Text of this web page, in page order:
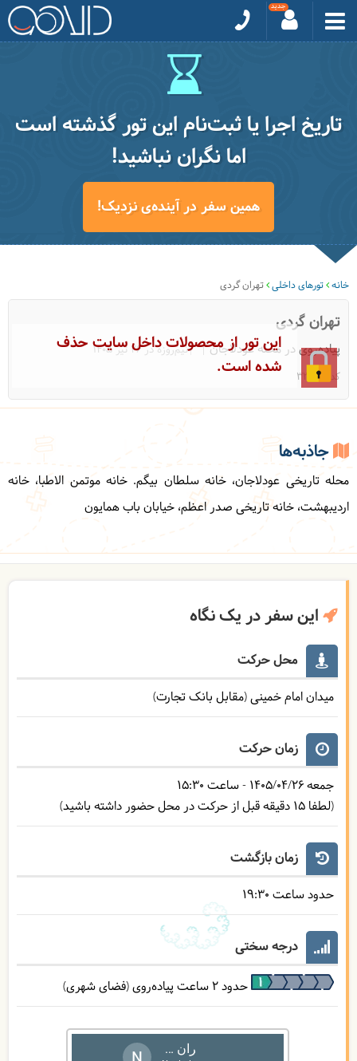
تاریخ اجرا یا ثبت‌نام این تور گذشته است
اما نگران نباشید!
همین سفر در آینده‌ی نزدیک!
خانه تورهای داخلی تهران گردی
تهران گردی
پیاده‌روی در محله عودلاجان
|نیم‌روزه در 26 تیر 1405
کد: 33013
این تور از محصولات داخل سایت حذف
شده است.
جاذبه‌ها
محله تاریخی عودلاجان، خانه سلطان بیگم. خانه موتمن الاطبا، خانه
اردیبهشت، خانه تاریخی صدر اعظم، خیابان باب همایون
این سفر در یک نگاه
محل حرکت
میدان امام خمینی (مقابل بانک تجارت)
زمان حرکت
جمعه1405/04/26 - ساعت 15:30
(لطفا 15 دقیقه قبل از حرکت در محل حضور داشته باشید)
زمان بازگشت
حدود ساعت 19:30
درجه سختی
حدود 2 ساعت پیاده‌روی (فضای شهری)